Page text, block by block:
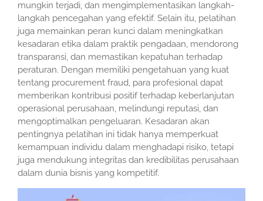
mungkin terjadi, dan mengimplementasikan langkah-
langkah pencegahan yang efektif. Selain itu, pelatihan
juga memainkan peran kunci dalam meningkatkan
kesadaran etika dalam praktik pengadaan, mendorong
transparansi, dan memastikan kepatuhan terhadap
peraturan. Dengan memiliki pengetahuan yang kuat
tentang procurement fraud, para profesional dapat
memberikan kontribusi positif terhadap keberlanjutan
operasional perusahaan, melindungi reputasi, dan
mengoptimalkan pengeluaran. Kesadaran akan
pentingnya pelatihan ini tidak hanya memperkuat
kemampuan individu dalam menghadapi risiko, tetapi
juga mendukung integritas dan kredibilitas perusahaan
dalam dunia bisnis yang kompetitif.